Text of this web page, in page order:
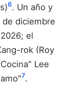
6. Un año y
diciembre
el
rok (Roy
Lee
7.